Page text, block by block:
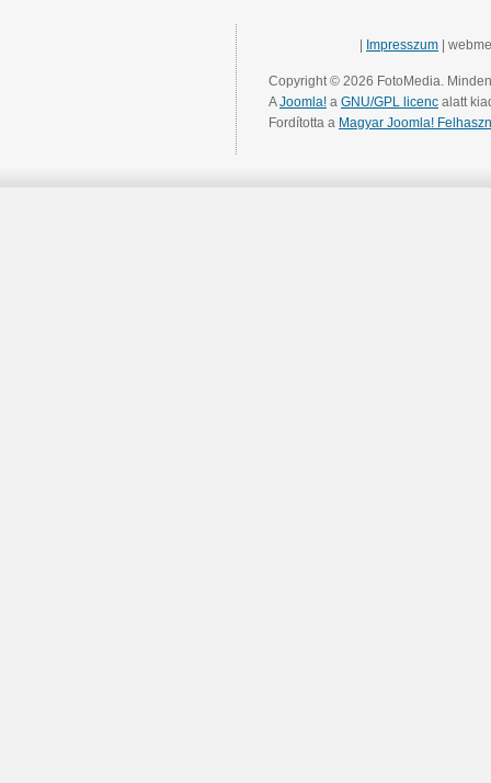
Impresszum |
Copyright © 2026 FotoMedia.
AJoomla! a GNU/GPL licenc alatt
Fordította a Magyar Joomla!